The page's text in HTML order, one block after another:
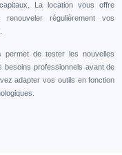
La location vous offre
régulièrement vos
permet de tester les nouvelles
besoins professionnels avant de
adapter vos outils en fonction